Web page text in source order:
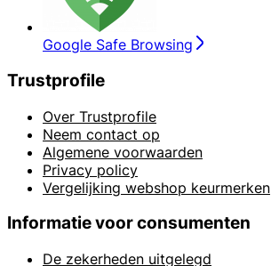
Google Safe Browsing
Trustprofile
Over Trustprofile
Neem contact op
Algemene voorwaarden
Privacy policy
Vergelijking webshop keurmerken
Informatie voor consumenten
De zekerheden uitgelegd